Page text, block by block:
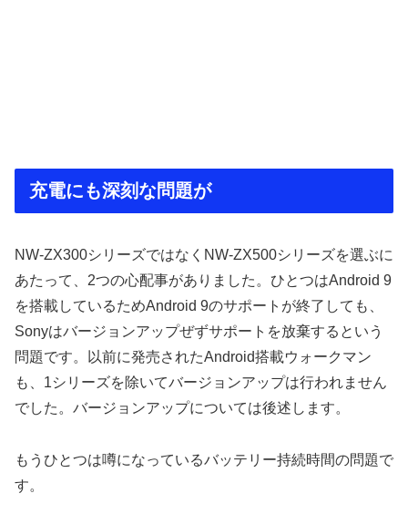
充電にも深刻な問題が
NW-ZX300シリーズではなくNW-ZX500シリーズを選ぶに
あたって、2つの心配事がありました。ひとつはAndroid 9
を搭載しているためAndroid 9のサポートが終了しても、
Sonyはバージョンアップぜずサポートを放棄するという
問題です。以前に発売されたAndroid搭載ウォークマン
も、1シリーズを除いてバージョンアップは行われません
でした。バージョンアップについては後述します。
もうひとつは噂になっているバッテリー持続時間の問題で
す。